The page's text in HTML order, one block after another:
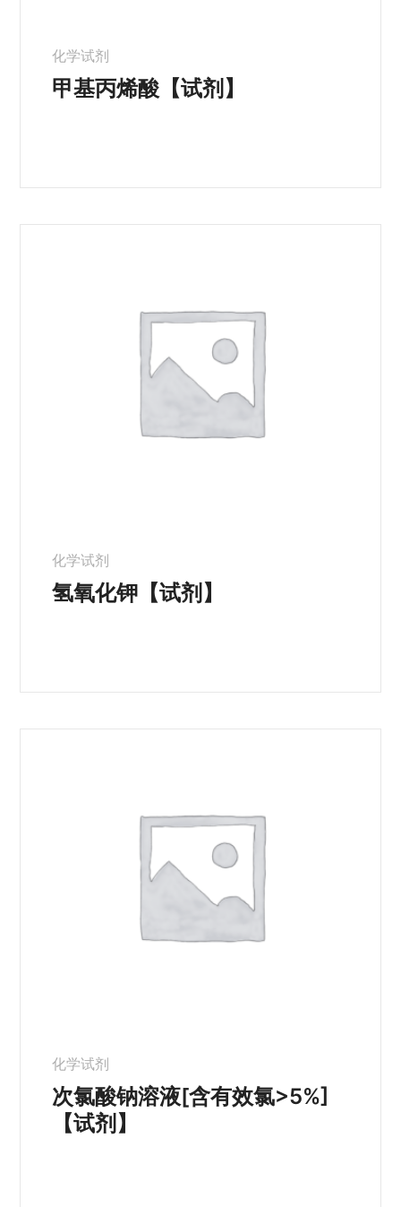
化学试剂
甲基丙烯酸【试剂】
化学试剂
氢氧化钾【试剂】
化学试剂
次氯酸钠溶液[含有效氯>5%]
【试剂】